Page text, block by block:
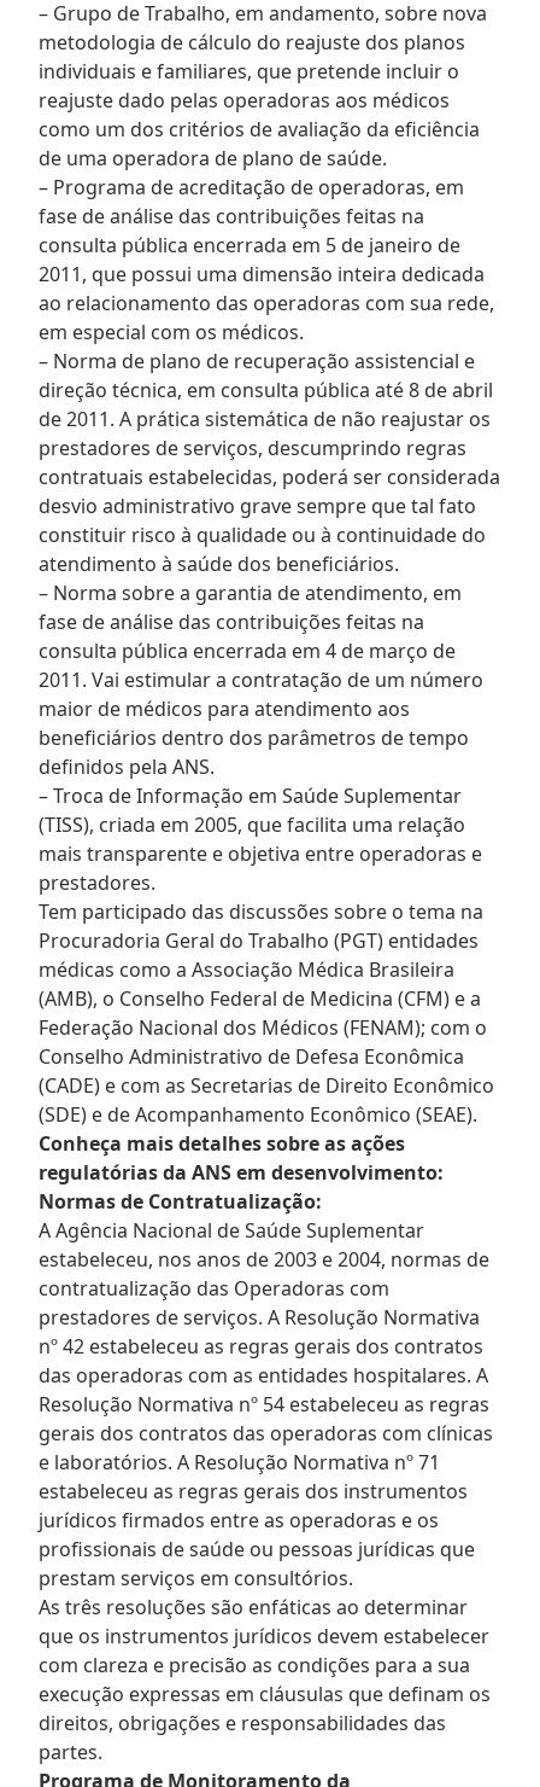
– Grupo de Trabalho, em andamento, sobre nova
metodologia de cálculo do reajuste dos planos
individuais e familiares, que pretende incluir o
reajuste dado pelas operadoras aos médicos
como um dos critérios de avaliação da eficiência
de uma operadora de plano de saúde.
– Programa de acreditação de operadoras, em
fase de análise das contribuições feitas na
consulta pública encerrada em 5 de janeiro de
2011, que possui uma dimensão inteira dedicada
ao relacionamento das operadoras com sua rede,
em especial com os médicos.
– Norma de plano de recuperação assistencial e
direção técnica, em consulta pública até 8 de abril
de 2011. A prática sistemática de não reajustar os
prestadores de serviços, descumprindo regras
contratuais estabelecidas, poderá ser considerada
desvio administrativo grave sempre que tal fato
constituir risco à qualidade ou à continuidade do
atendimento à saúde dos beneficiários.
– Norma sobre a garantia de atendimento, em
fase de análise das contribuições feitas na
consulta pública encerrada em 4 de março de
2011. Vai estimular a contratação de um número
maior de médicos para atendimento aos
beneficiários dentro dos parâmetros de tempo
definidos pela ANS.
– Troca de Informação em Saúde Suplementar
(TISS), criada em 2005, que facilita uma relação
mais transparente e objetiva entre operadoras e
prestadores.
Tem participado das discussões sobre o tema na
Procuradoria Geral do Trabalho (PGT) entidades
médicas como a Associação Médica Brasileira
(AMB), o Conselho Federal de Medicina (CFM) e a
Federação Nacional dos Médicos (FENAM); com o
Conselho Administrativo de Defesa Econômica
(CADE) e com as Secretarias de Direito Econômico
(SDE) e de Acompanhamento Econômico (SEAE).
Conheça mais detalhes sobre as ações
regulatórias da ANS em desenvolvimento:
Normas de Contratualização:
A Agência Nacional de Saúde Suplementar
estabeleceu, nos anos de 2003 e 2004, normas de
contratualização das Operadoras com
prestadores de serviços. A Resolução Normativa
nº 42 estabeleceu as regras gerais dos contratos
das operadoras com as entidades hospitalares. A
Resolução Normativa nº 54 estabeleceu as regras
gerais dos contratos das operadoras com clínicas
e laboratórios. A Resolução Normativa nº 71
estabeleceu as regras gerais dos instrumentos
jurídicos firmados entre as operadoras e os
profissionais de saúde ou pessoas jurídicas que
prestam serviços em consultórios.
As três resoluções são enfáticas ao determinar
que os instrumentos jurídicos devem estabelecer
com clareza e precisão as condições para a sua
execução expressas em cláusulas que definam os
direitos, obrigações e responsabilidades das
partes.
Programa de Monitoramento da